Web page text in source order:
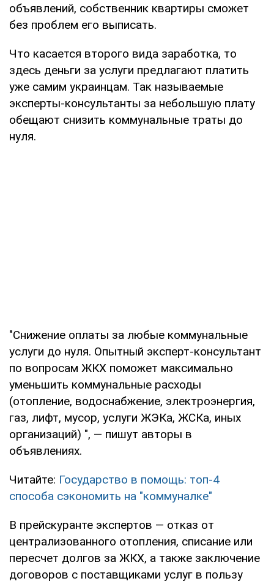
объявлений, собственник квартиры сможет
без проблем его выписать.
Что касается второго вида заработка, то
здесь деньги за услуги предлагают платить
уже самим украинцам. Так называемые
эксперты-консультанты за небольшую плату
обещают снизить коммунальные траты до
нуля.
"Снижение оплаты за любые коммунальные
услуги до нуля. Опытный эксперт-консультант
по вопросам ЖКХ поможет максимально
уменьшить коммунальные расходы
(отопление, водоснабжение, электроэнергия,
газ, лифт, мусор, услуги ЖЭКа, ЖСКа, иных
организаций) ", — пишут авторы в
объявлениях.
Читайте: Государство в помощь: топ-4
способа сэкономить на "коммуналке"
В прейскуранте экспертов — отказ от
централизованного отопления, списание или
пересчет долгов за ЖКХ, а также заключение
договоров с поставщиками услуг в пользу